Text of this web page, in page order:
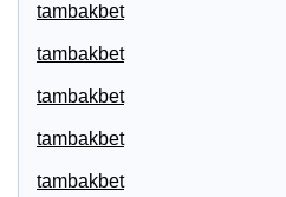
tambakbet
tambakbet
tambakbet
tambakbet
tambakbet